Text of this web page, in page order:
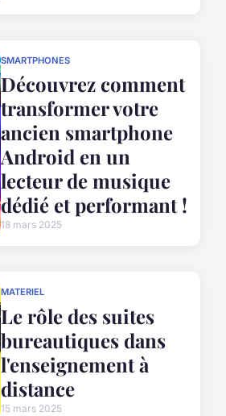
SMARTPHONES
Découvrez comment
transformer votre
ancien smartphone
Android en un
lecteur de musique
dédié et performant !
18 mars 2025
MATERIEL
Le rôle des suites
bureautiques dans
l'enseignement à
distance
15 mars 2025